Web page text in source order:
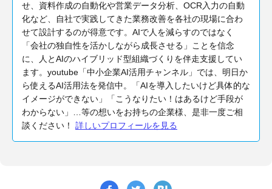
せ、資料作成の自動化や営業データ分析、OCR入力の自動
化など、自社で実践してきた業務改善を各社の現場に合わ
せて設計するのが得意です。AIで人を減らすのではなく
「会社の独自性を活かしながら成長させる」ことを信念
に、人とAIのハイブリッド型組織づくりを伴走支援してい
ます。youtube「中小企業AI活用チャンネル」では、明日か
ら使えるAI活用法を発信中。「AIを導入したいけど具体的な
イメージができない」「こうなりたい！はあるけど手段が
わからない」…等の想いをお持ちの企業様、是非一度ご相
談ください！ 詳しいプロフィールを見る